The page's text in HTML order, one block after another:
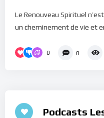
Le Renouveau Spirituel
un cheminement de vie et
0 0
Podcasts